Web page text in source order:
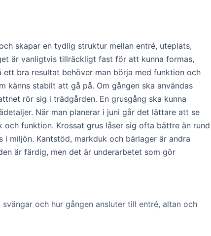
skapar en tydlig struktur mellan entré, uteplats,
är vanligtvis tillräckligt fast för att kunna formas,
bra resultat behöver man börja med funktion och
känns stabilt att gå på. Om gången ska användas
rör sig i trädgården. En grusgång ska kunna
När man planerar i juni går det lättare att se
funktion. Krossat grus låser sig ofta bättre än rund
miljön. Kantstöd, markduk och bärlager är andra
är färdig, men det är underarbetet som gör
och hur gången ansluter till entré, altan och